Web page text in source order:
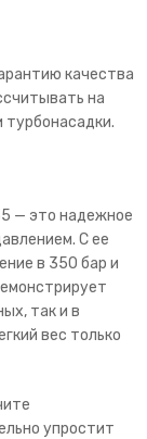
качества
на
турбонасадки.
— это надежное
С ее
в 350 бар и
так и в
вес только
упростит